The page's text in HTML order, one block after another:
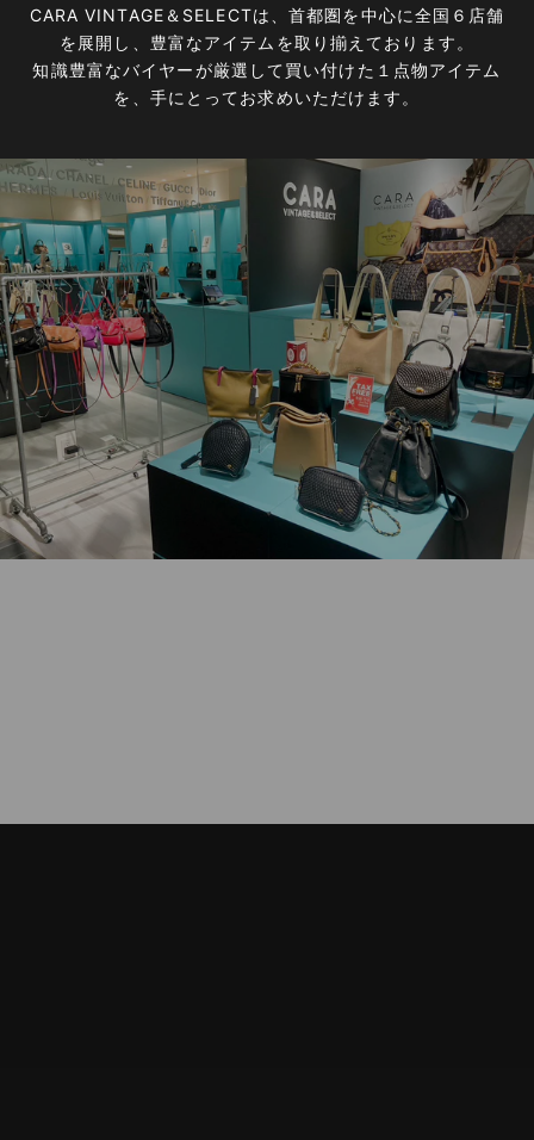
CARA VINTAGE＆SELECTは、首都圏を中心に全国６店舗
を展開し、豊富なアイテムを取り揃えております。
知識豊富なバイヤーが厳選して買い付けた１点物アイテム
を、手にとってお求めいただけます。